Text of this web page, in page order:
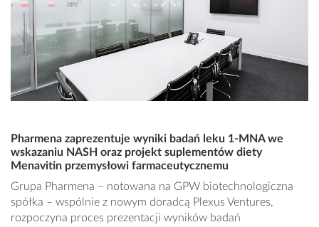
Pharmena zaprezentuje wyniki badań leku 1-MNA we
wskazaniu NASH oraz projekt suplementów diety
Menavitin przemysłowi farmaceutycznemu
Grupa Pharmena – notowana na GPW biotechnologiczna
spółka – wspólnie z nowym doradcą Plexus Ventures,
rozpoczyna proces prezentacji wyników badań